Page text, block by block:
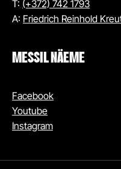
T: (+372) 742 1793
A: Friedrich Reinhold
MESSIL NÄEME
Facebook
Youtube
Instagram